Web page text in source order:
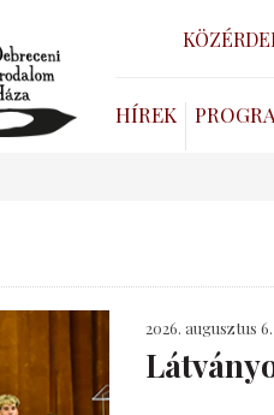
HÍREK
2026. augusztus 6.